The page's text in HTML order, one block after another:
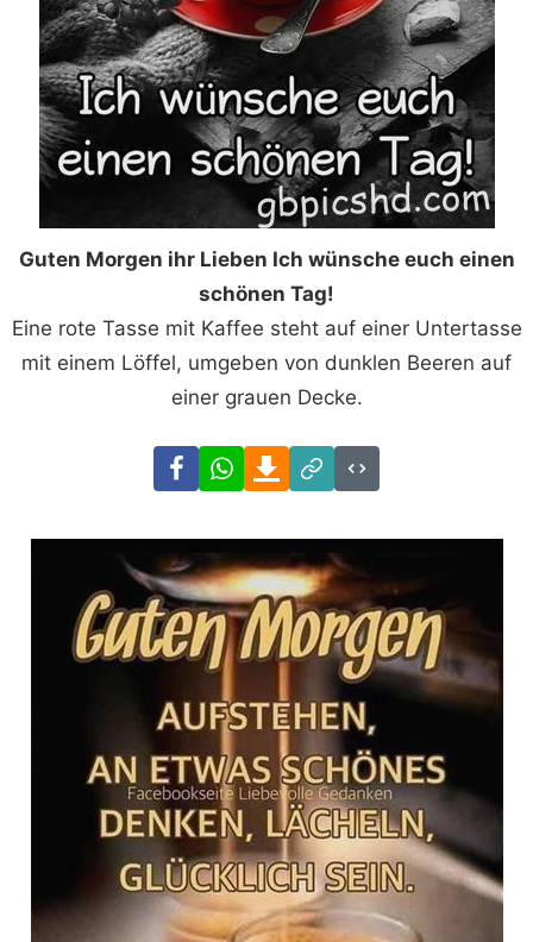
Guten Morgen ihr Lieben Ich wünsche euch einen
schönen Tag!
Eine rote Tasse mit Kaffee steht auf einer Untertasse
mit einem Löffel, umgeben von dunklen Beeren auf
einer grauen Decke.
FacebookWhatsAppDownload
Link
Code